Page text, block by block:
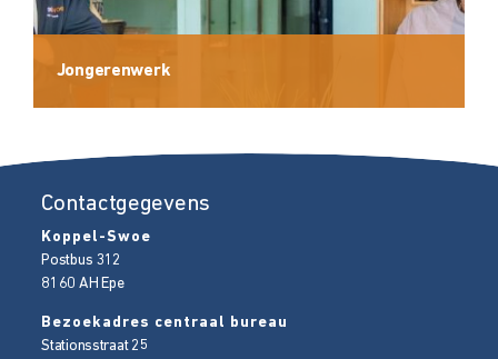
Jongerenwerk
Contactgegevens
Koppel-Swoe
Postbus 312
8160 AH Epe
Bezoekadres centraal bureau
Stationsstraat 25